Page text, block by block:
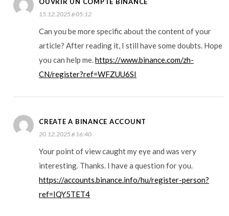
15.12.2025 в 05:12
Can you be more specific about the content of your
article? After reading it, I still have some doubts. Hope
you can help me.https://www.binance.com/zh-
CN/register?ref=WFZUU6SI
CREATE A BINANCE ACCOUNT
20.12.2025 в 16:40
Your point of view caught my eye and was very
interesting. Thanks. I have a question for you.
https://accounts.binance.info/hu/register-person?
ref=IQY5TET4